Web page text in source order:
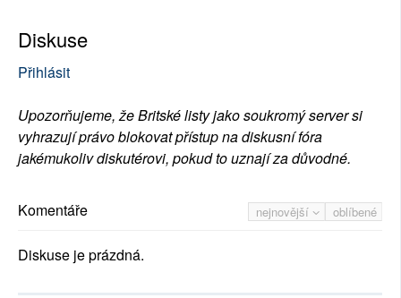
Diskuse
Přihlásit
Upozorňujeme, že Britské listy jako soukromý server si
vyhrazují právo blokovat přístup na diskusní fóra
jakémukoliv diskutérovi, pokud to uznají za důvodné.
nejnovější oblíbené
Komentáře
Diskuse je prázdná.